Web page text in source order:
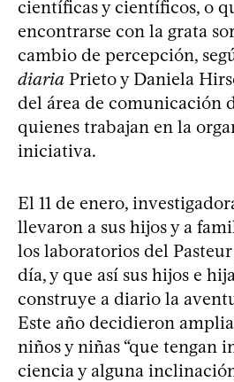
científicas y científicos, o
encontrarse con la grata
cambio de percepción,
diaria Prieto y Daniela
del área de comunicación
quienes trabajan en la
iniciativa.
El 11 de enero,
llevaron a sus hijos y a
los laboratorios del
día, y que así sus hijos e
construye a diario la
Este año decidieron
niños y niñas “que tengan
ciencia y alguna